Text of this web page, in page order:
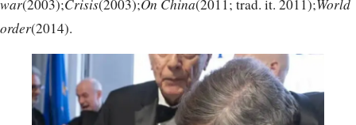
war(2003);Crisis(2003);On China(2011; trad. it. 2011);World
order(2014).